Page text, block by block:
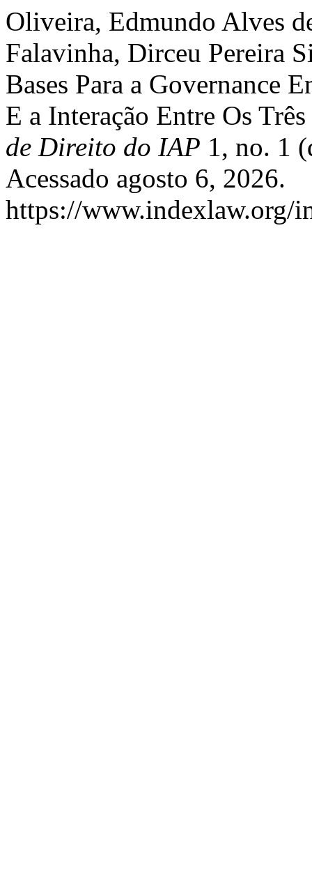
Oliveira, Edmundo Alves
Falavinha, Dirceu Pereira
Bases Para a Governance
E a Interação Entre Os
de Direito do IAP 1, no. 1
Acessado agosto 6, 2026.
https://www.indexlaw.org/